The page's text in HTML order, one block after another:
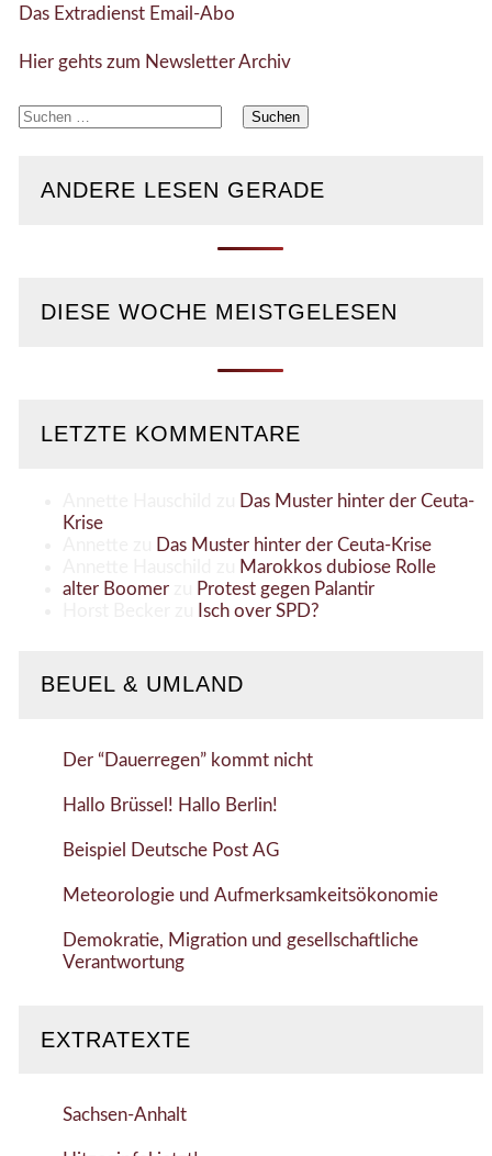
Das Extradienst Email-Abo
Hier gehts zum Newsletter Archiv
Suchen
ANDERE LESEN GERADE
DIESE WOCHE MEISTGELESEN
LETZTE KOMMENTARE
Das Muster hinter der Ceuta-
Krise
Das Muster hinter der Ceuta-Krise
Marokkos dubiose Rolle
alter Boomerzu
Protest gegen Palantir
Isch over SPD?
BEUEL & UMLAND
Der “Dauerregen” kommt nicht
Hallo Brüssel! Hallo Berlin!
Beispiel Deutsche Post AG
Meteorologie und Aufmerksamkeitsökonomie
Demokratie, Migration und gesellschaftliche
Verantwortung
EXTRATEXTE
Sachsen-Anhalt